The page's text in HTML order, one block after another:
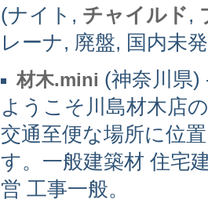
(ナイト, チャイルド,
レーナ, 廃盤, 国内未
材木.mini (神奈川県)
ようこそ川島材木店
交通至便な場所に位
す。一般建築材 住宅
営 工事一般。